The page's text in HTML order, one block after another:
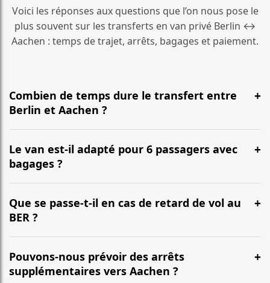
Voici les réponses aux questions que l’on nous pose le
plus souvent sur les transferts en van privé Berlin ↔
Aachen : temps de trajet, arrêts, bagages et paiement.
Combien de temps dure le transfert entre
Berlin et Aachen ?
En général, la durée est d’environ 6 Std. 35 Min. pour
une distance d’environ 627 km. L’itinéraire emprunte le
plus souvent l’autoroute et peut varier selon le trafic.
Le van est-il adapté pour 6 passagers avec
bagages ?
Oui. Nos vans (Mercedes Classe V, VW Multivan) sont
conçus pour accueillir confortablement jusqu’à 6
passagers, avec une capacité habituelle de 6 à 7
Que se passe-t-il en cas de retard de vol au
BER ?
Nous suivons votre vol en temps réel. Votre chauffeur
ajuste l’heure de prise en charge, sans frais
supplémentaires pour les retards habituels.
Pouvons-nous prévoir des arrêts
supplémentaires vers Aachen ?